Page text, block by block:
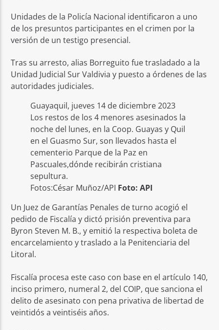
Unidades de la Policía Nacional identificaron a uno
de los presuntos participantes en el crimen por la
versión de un testigo presencial.
Tras su arresto, alias Borreguito fue trasladado a la
Unidad Judicial Sur Valdivia y puesto a órdenes de las
autoridades judiciales.
Guayaquil, jueves 14 de diciembre 2023
Los restos de los 4 menores asesinados la
noche del lunes, en la Coop. Guayas y Quil
en el Guasmo Sur, son llevados hasta el
cementerio Parque de la Paz en
Pascuales,dónde recibirán cristiana
sepultura.
Fotos:César Muñoz/API Foto: API
Un Juez de Garantías Penales de turno acogió el
pedido de Fiscalía y dictó prisión preventiva para
Byron Steven M. B., y emitió la respectiva boleta de
encarcelamiento y traslado a la Penitenciaria del
Litoral.
Fiscalía procesa este caso con base en el artículo 140,
inciso primero, numeral 2, del COIP, que sanciona el
delito de asesinato con pena privativa de libertad de
veintidós a veintiséis años.